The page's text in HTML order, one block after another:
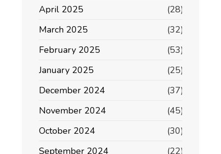
April 2025
(28)
March 2025
(32)
February 2025
(53)
January 2025
(25)
December 2024
(37)
November 2024
(45)
October 2024
(30)
September 2024
(22)